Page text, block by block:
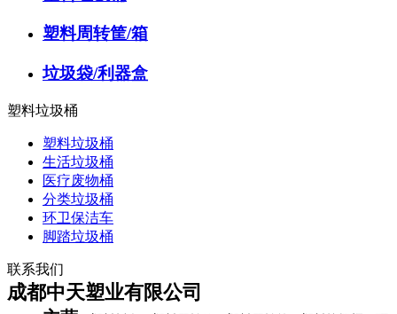
塑料周转筐/箱
垃圾袋/利器盒
塑料垃圾桶
塑料垃圾桶
生活垃圾桶
医疗废物桶
分类垃圾桶
环卫保洁车
脚踏垃圾桶
联系我们
成都中天塑业有限公司